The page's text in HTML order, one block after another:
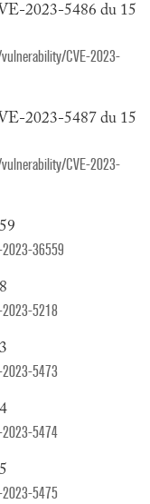
2023-5486 du 15
CVE-2023-
2023-5487 du 15
CVE-2023-
36559
2023-5218
2023-5473
2023-5474
5475